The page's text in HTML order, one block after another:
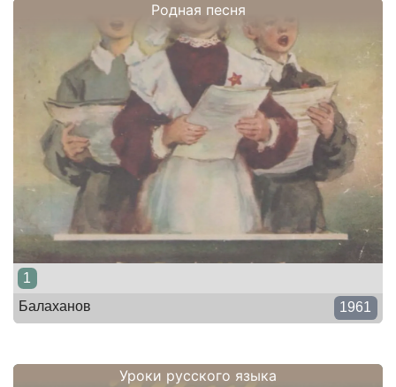
Родная песня
1
Балаханов
1961
Уроки русского языка